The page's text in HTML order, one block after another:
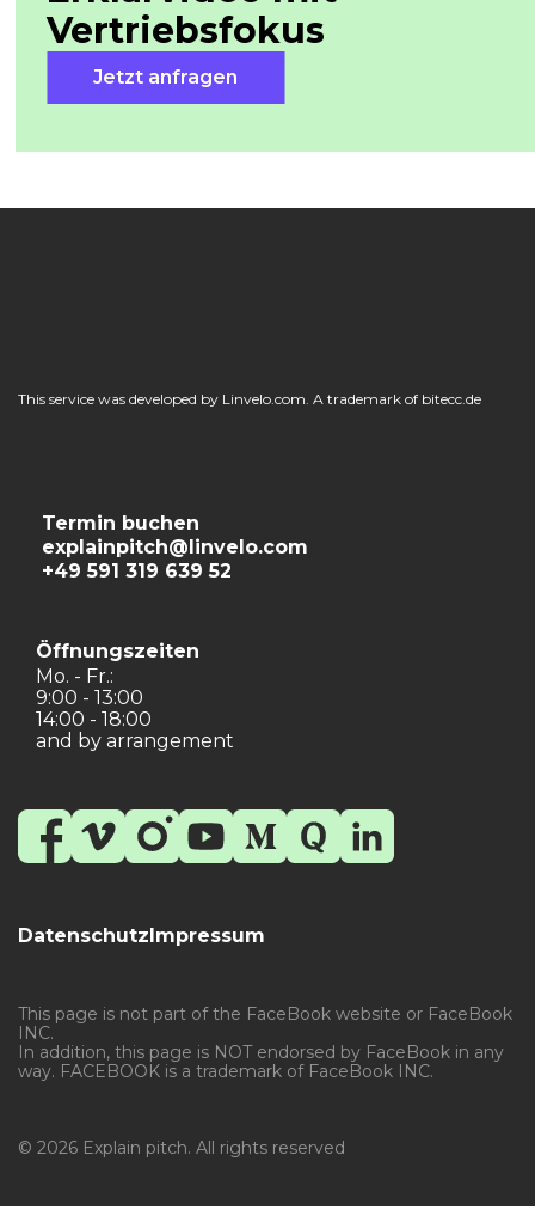
Vertriebsfokus
Jetzt anfragen
This service was developed by Linvelo.com. A trademark of bitecc.de
Datenschutz Impressum
Termin buchen
explainpitch@linvelo.com
+49 591 319 639 52
Öffnungszeiten
Mo. - Fr.:
9:00 - 13:00
14:00 - 18:00
and by arrangement
© 2026 Explain pitch. All rights reserved
This page is not part of the FaceBook website or FaceBook
INC.
In addition, this page is NOT endorsed by FaceBook in any
way. FACEBOOK is a trademark of FaceBook INC.